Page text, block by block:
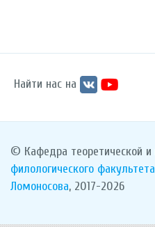
Найти нас на
© Кафедра теоретической и
филологического факультета
Ломоносова, 2017-2026